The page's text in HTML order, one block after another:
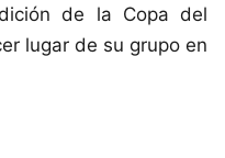
de la Copa del
lugar de su grupo en